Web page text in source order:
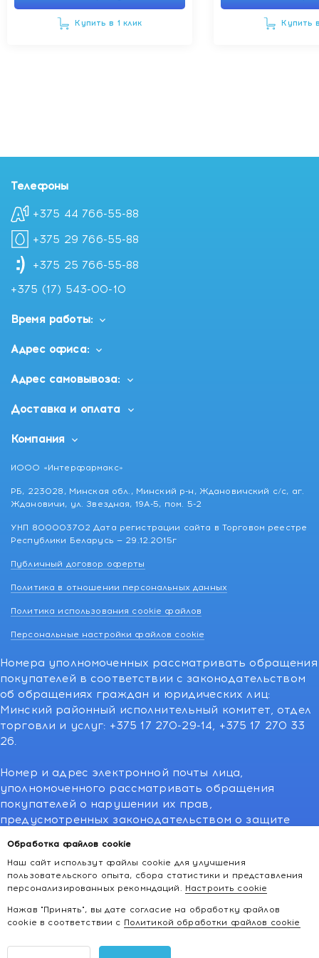
Купить в 1 клик Купить
Обработка файлов cookie
Наш сайт использут файлы cookie для улучшения
пользовательского опыта, сбора статистики и представления
персонализированных рекомндаций. Настроить cookie
Нажав "Принять", вы дате согласие на обработку файлов
cookie в соответствии с Политикой обработки файлов cookie
Телефоны
+375 44 766-55-88
+375 29 766-55-88
+375 25 766-55-88
+375 (17) 543-00-10
Время работы:
Адрес офиса:
Адрес самовывоза:
Доставка и оплата
Компания
ИООО «Интерфармакс»
РБ, 223028, Минская обл., Минский р-н, Ждановичский с/с, аг.
Ждановичи, ул. Звездная, 19А-5, пом. 5-2
УНП 800003702 Дата регистрации сайта в Торговом реестре
Республики Беларусь — 29.12.2015г
Публичный договор оферты
Политика в отношении персональных данных
Политика использования cookie файлов
Персональные настройки файлов cookie
Номера уполномоченных рассматривать обращения
покупателей в соответствии с законодательством
об обращениях граждан и юридических лиц:
Минский районный исполнительный комитет, отдел
торговли и услуг: +375 17 270-29-14, +375 17 270 33
26.
Номер и адрес электронной почты лица,
уполномоченного рассматривать обращения
покупателей о нарушении их прав,
предусмотренных законодательством о защите
операторов), info@kakvapteke.by
2026 © kakvapteke.by